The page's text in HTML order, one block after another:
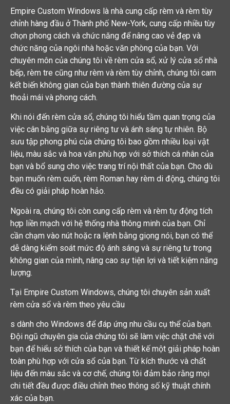
Empire Custom Windows là nhà cung cấp rèm và rèm tùy
chỉnh hàng đầu ở Thành phố New-York, cung cấp nhiều tùy
chọn phong cách và chức năng để nâng cao vẻ đẹp và
chức năng của ngôi nhà hoặc văn phòng của bạn. Với
chuyên môn của chúng tôi về rèm cửa sổ, xử lý cửa sổ nhà
bếp, rèm tre cũng như rèm và rèm tùy chỉnh, chúng tôi cam
kết biến không gian của bạn thành thiên đường của sự
thoải mái và phong cách.
Khi nói đến rèm cửa sổ, chúng tôi hiểu tầm quan trọng của
việc cân bằng giữa sự riêng tư và ánh sáng tự nhiên. Bộ
sưu tập phong phú của chúng tôi bao gồm nhiều loại vật
liệu, màu sắc và hoa văn phù hợp với sở thích cá nhân của
bạn và bổ sung cho việc trang trí nội thất của bạn. Cho dù
bạn muốn rèm cuốn, rèm Roman hay rèm di động, chúng tôi
đều có giải pháp hoàn hảo.
Ngoài ra, chúng tôi còn cung cấp rèm và rèm tự động tích
hợp liền mạch với hệ thống nhà thông minh của bạn. Chỉ
cần chạm vào nút hoặc ra lệnh bằng giọng nói, bạn có thể
dễ dàng kiểm soát mức độ ánh sáng và sự riêng tư trong
không gian của mình, nâng cao sự tiện lợi và tiết kiệm năng
lượng.
Tại Empire Custom Windows, chúng tôi chuyên sản xuất
rèm cửa sổ và rèm theo yêu cầu
s dành cho Windows để đáp ứng nhu cầu cụ thể của bạn.
Đội ngũ chuyên gia của chúng tôi sẽ làm việc chặt chẽ với
bạn để hiểu sở thích của bạn và thiết kế một giải pháp hoàn
toàn phù hợp với cửa sổ của bạn. Từ kích thước và chất
liệu đến màu sắc và cơ chế, chúng tôi đảm bảo rằng mọi
chi tiết đều được điều chỉnh theo thông số kỹ thuật chính
xác của bạn.